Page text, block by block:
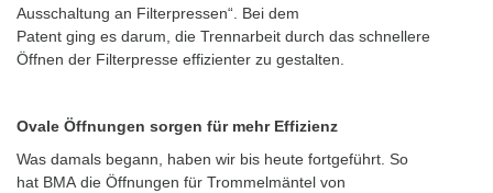
Ausschaltung an Filterpressen“. Bei dem
Patent ging es darum, die Trennarbeit durch das schnellere
Öffnen der Filterpresse effizienter zu gestalten.
Ovale Öffnungen sorgen für mehr Effizienz
Was damals begann, haben wir bis heute fortgeführt. So
hat BMA die Öffnungen für Trommelmäntel von